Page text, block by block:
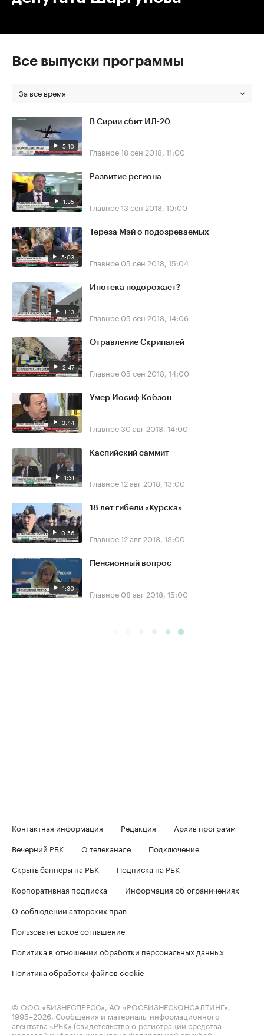
Все выпуски программы
За все время
5:10
В Сирии сбит ИЛ-20
Главное18 сен 2018, 11:00
1:35
Развитие региона
Главное13 сен 2018, 10:00
5:03
Тереза Мэй о подозреваемых
Главное 05 сен 2018, 15:04
1:13
Ипотека подорожает?
Главное 05 сен 2018, 14:06
2:47
Отравление Скрипалей
Главное 05 сен 2018, 14:00
3:44
Умер Иосиф Кобзон
Главное30 авг 2018, 14:00
1:31
Каспийский саммит
Главное12 авг 2018, 13:00
0:56
18 лет гибели «Курска»
Главное12 авг 2018, 13:00
1:30
Пенсионный вопрос
Главное 08 авг 2018, 15:00
Контактная информация Редакция
Архив программ
Вечерний РБК
О телеканале
Подключение
Скрыть баннеры на РБК
Подписка на РБК
Корпоративная подписка
Информация об ограничениях
О соблюдении авторских прав
Пользовательское соглашение
Политика в отношении обработки персональных данных
Политика обработки файлов cookie
© ООО «БИЗНЕСПРЕСС», АО «РОСБИЗНЕСКОНСАЛТИНГ»,
1995–2026 . Сообщения и материалы информационного
агентства «РБК» (свидетельство о регистрации средства